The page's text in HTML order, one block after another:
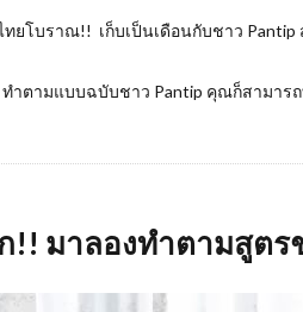
ยโบราณ!! เก็บเป็นเดือนกับชาว Pantip
ทำตามแบบฉบับชาว Pantip คุณก็สามาร
!! มาลองทําตามสูตร